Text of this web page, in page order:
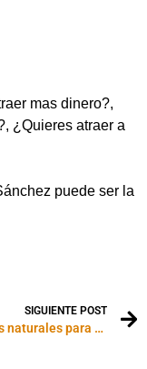
mas dinero?,
¿Quieres atraer a
puede ser la
SIGUIENTE POST
8 métodos naturales para combatir la depresión